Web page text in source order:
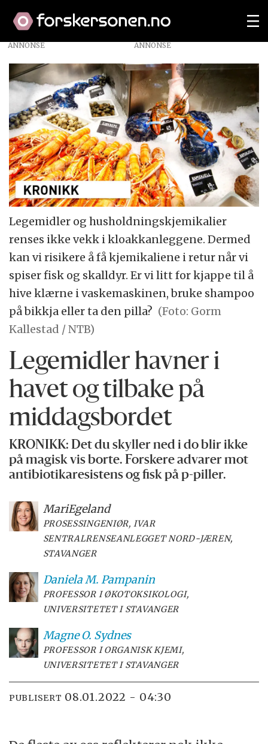
ANNONSE
Legemidler og husholdningskjemikalier
renses ikke vekk i kloakkanleggene. Dermed
kan vi risikere å få kjemikaliene i retur når vi
spiser fisk og skalldyr. Er vi litt for kjappe til å
hive klærne i vaskemaskinen, bruke shampoo
på bikkja eller ta den pilla? (Foto: Gorm
Kallestad / NTB)
Legemidler havner i
havet og tilbake på
middagsbordet
KRONIKK: Det du skyller ned i do blir ikke
på magisk vis borte. Forskere advarer mot
antibiotikaresistens og fisk på p-piller.
MariEgeland
PROSESSINGENIØR, IVAR
SENTRALRENSEANLEGGET NORD-JÆREN,
STAVANGER
Daniela M. Pampanin
PROFESSOR I ØKOTOKSIKOLOGI,
UNIVERSITETET I STAVANGER
Magne O. Sydnes
PROFESSOR I ORGANISK KJEMI,
UNIVERSITETET I STAVANGER
PUBLISERT 08.01.2022 - 04:30